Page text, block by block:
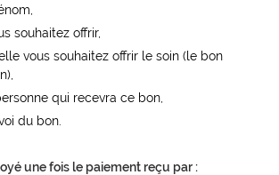
souhaitez offrir,
vous souhaitez offrir le soin (le bon
qui recevra ce bon,
du bon.
une fois le paiement reçu par :